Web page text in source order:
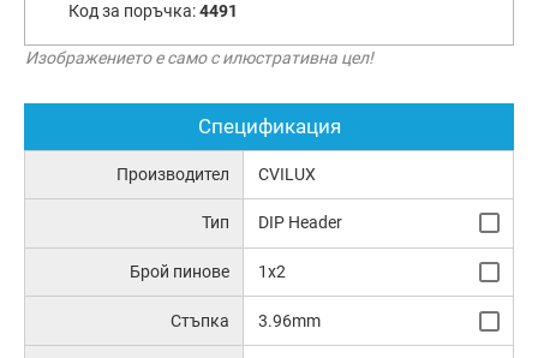
Код за поръчка:4491
Изображението е само с илюстративна цел!
Спецификация
Производител CVILUX
Тип DIP Header
Брой пинове 1x2
Стъпка 3.96mm